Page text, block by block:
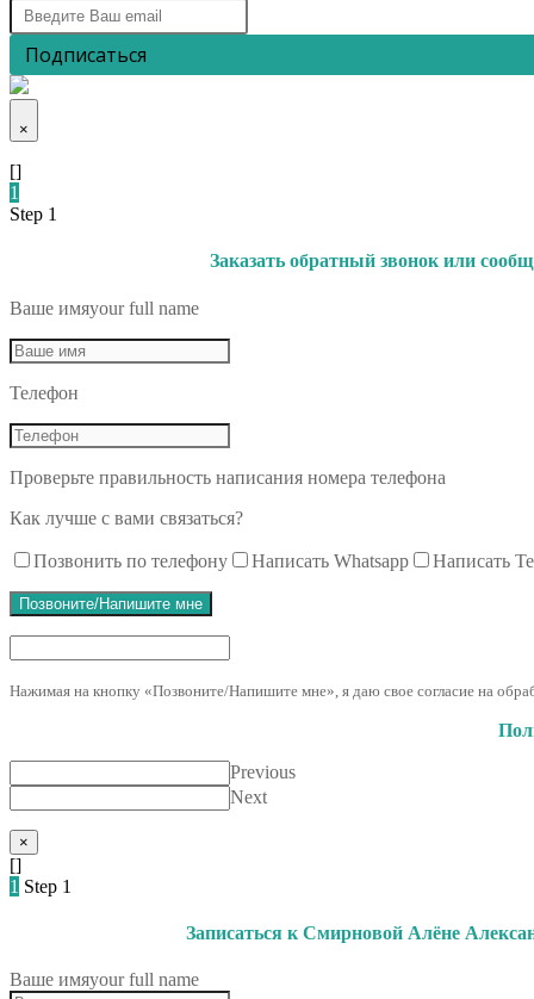
Подписаться
×
[]
1
Step 1
Заказать обратный звонок или
Ваше имяyour full name
Телефон
Проверьте правильность написания номера телефона
Как лучше с вами связаться?
Позвонить по телефону Написать Whatsapp Написать
Позвоните/Напишите мне
Нажимая на кнопку «Позвоните/Напишите мне», я даю свое согласие на
Previous
Next
×
[]
1 Step 1
Записаться к Смирновой Алёне
Ваше имяyour full name